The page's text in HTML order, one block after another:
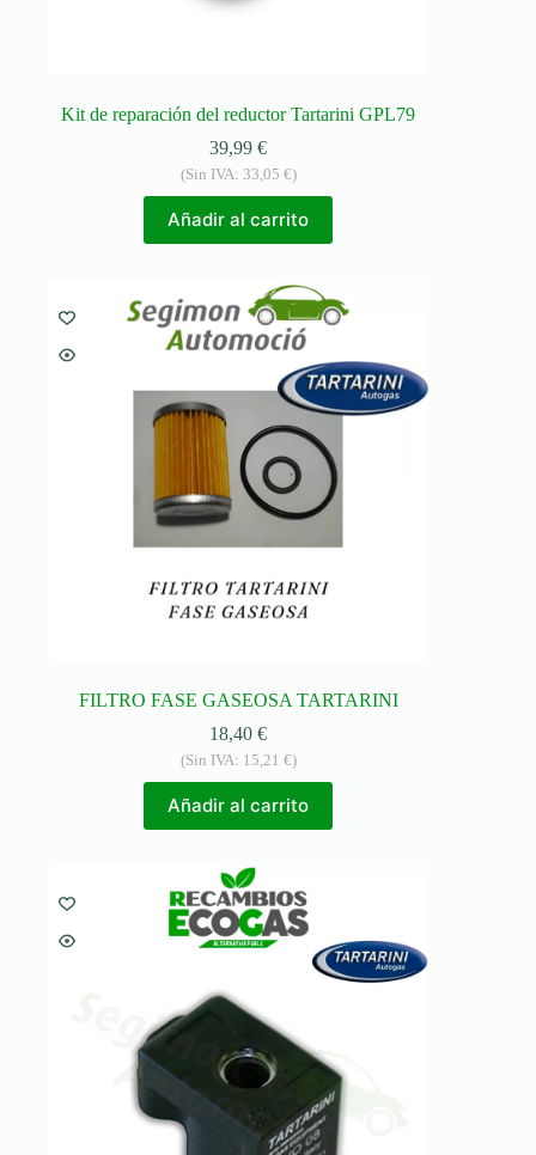
Kit de reparación del reductor Tartarini GPL79
39,99€
(Sin IVA: 33,05 €)
Añadir al carrito
FILTRO FASE GASEOSA TARTARINI
18,40€
(Sin IVA: 15,21 €)
Añadir al carrito